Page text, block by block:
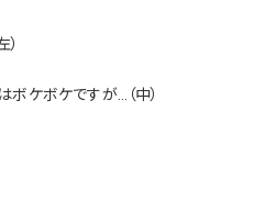
ボケボケですが…（中）